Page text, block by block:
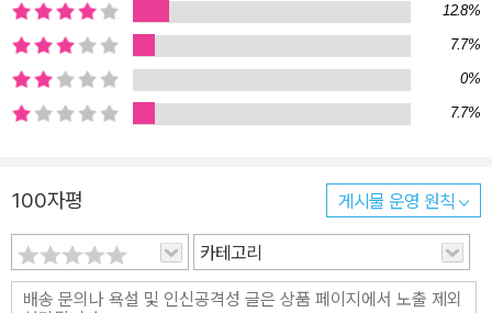
쁠수록 좋다. ‘개천에서 태어난 남자가 성공해서 용이 될 수 있을
까?’라는 질문과 ‘개천에서 태어난 남자가 성공해서 아버지보다 큰
용이 될 수 있을까?’라는 질문 중 어떤 질문을 품은 이야기가 더 궁금
한지 생각해 보자. 당연히 후자다. 전자는 어떤 경제 논리를 떠올리게
거기에 그 아버지가 조폭 일인자거나, 가정 폭력을 일삼는 대기업 총
수라면? 이야기는 더욱 궁금해진다. 멋지고, 좋고, 선한 질문은 굳이
이야기로 들을 필요 없이 그냥 내가 하면 된다. 내가 나서기 어려울 만
큼 비밀스럽고, 나쁜 질문에 사람들이 모인다. 왜냐고? 욕망이 숨겨
12.8%
7.7%
0%
7.7%
100자평 게시물 운영 원칙
카테고리